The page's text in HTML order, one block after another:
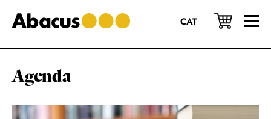
al
contenido
a
la
lateral
al
pie
página
CAT
Agenda